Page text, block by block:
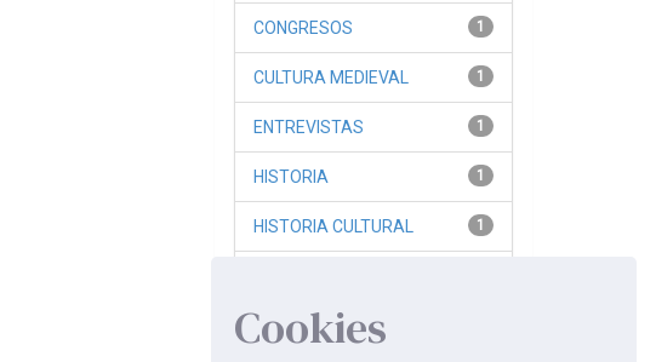
Cookies
1
CONGRESOS
1
CULTURA MEDIEVAL
1
ENTREVISTAS
1
HISTORIA
1
HISTORIA CULTURAL